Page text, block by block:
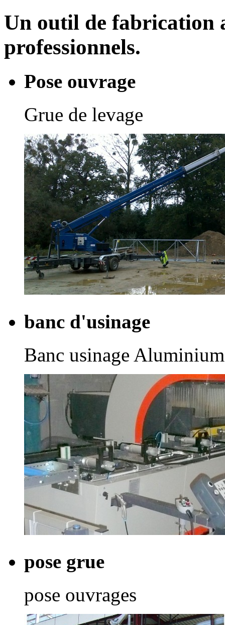
Un outil de fabrication
professionnels.
Pose ouvrage
Grue de levage
banc d'usinage
Banc usinage Aluminium
pose grue
pose ouvrages